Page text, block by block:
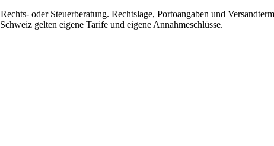
oder Steuerberatung. Rechtslage, Portoangaben und
gelten eigene Tarife und eigene Annahmeschlüsse.